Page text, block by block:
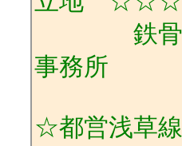
鉄骨造５
事務所
☆都営浅草